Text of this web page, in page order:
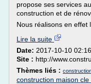
propose ses services
construction et de
Nous réalisons en effet
Lire la suite
Date: 2017-10-10
Site : http://
Thèmes liés :
construction maison cle